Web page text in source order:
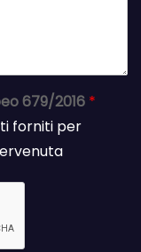
679/2016 *
forniti per